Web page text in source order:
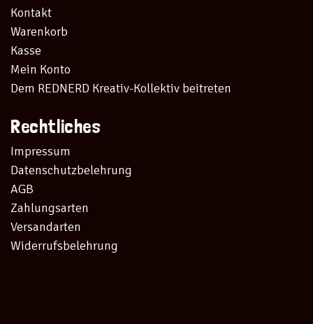
Kontakt
Warenkorb
Kasse
Mein Konto
Dem REDNERD Kreativ-Kollektiv beitreten
Rechtliches
Impressum
Datenschutzbelehrung
AGB
Zahlungsarten
Versandarten
Widerrufsbelehrung